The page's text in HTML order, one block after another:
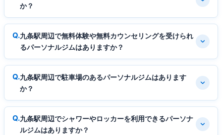
か？
九条駅周辺で無料体験や無料カウンセリングを受けられ
るパーソナルジムはありますか？
九条駅周辺で駐車場のあるパーソナルジムはあります
か？
九条駅周辺でシャワーやロッカーを利用できるパーソナ
ルジムはありますか？